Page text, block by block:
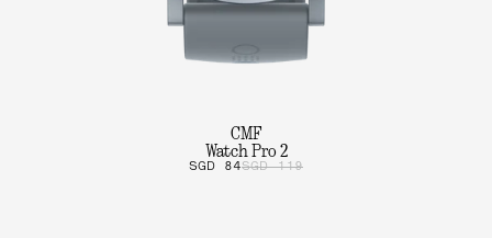
CMF
Watch Pro 2
SGD 84SGD 119